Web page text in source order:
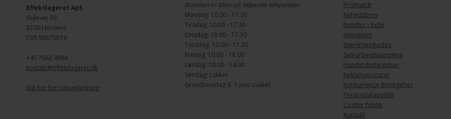
Effektlageret ApS
Vejlevej 70
8700 Horsens
CVR 56570519
+45 7562 4988
kontakt@effektlageret.dk
Klik her for rutevejledning
Butikken er åben på følgende tidspunkter:
Mandag: 10.00 - 17.30
Tirsdag: 10.00 - 17.30
Onsdag: 10.00 - 17.30
Torsdag: 10.00 - 17.30
Fredag: 10.00 - 18.00
Lørdag: 10.00 - 14.00
Søndag: Lukket
Grundlovsdag d. 5 Juni: Lukket
Prismatch
Nyhedsbrev
Rundtur i butik
Aktiviteter
Størrelsesguides
Samarbejdspartnere
Handelsbetingelser
Reklamationsret
Konkurrence Betingelser
Persondatapolitik
Cookie Politik
Kontakt